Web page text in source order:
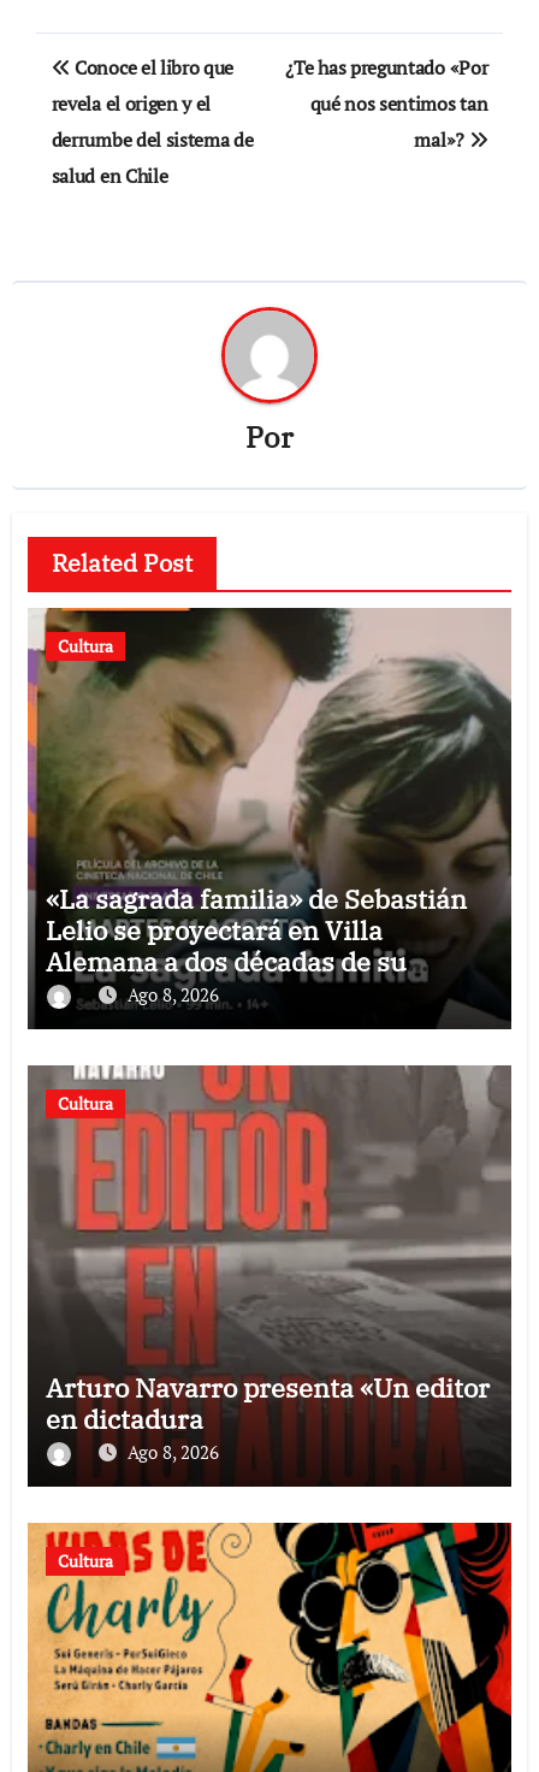
Navegación
de
entradas
Conoce el libro que
revela el origen y el
derrumbe del sistema de
salud en Chile
¿Te has preguntado «Por
qué nos sentimos tan
mal»?
Por
Related Post
Cultura
«La sagrada familia» de Sebastián
Lelio se proyectará en Villa
Alemana a dos décadas de su
estrenoAgo 8, 2026
Cultura
Arturo Navarro presenta «Un editor
en dictadura
Ago 8, 2026
Cultura